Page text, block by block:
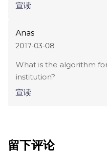
宣读
Anas
2017-03-08
What is the algorithm
institution?
宣读
留下评论